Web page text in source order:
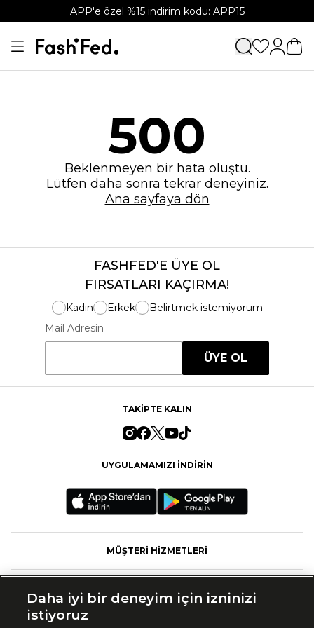
APP'e özel %15 indirim kodu: APP15
500
Beklenmeyen bir hata oluştu.
Lütfen daha sonra tekrar deneyiniz.
Ana sayfaya dön
FASHFED'E ÜYE OL
FIRSATLARI KAÇIRMA!
Kadın Erkek
Belirtmek istemiyorum
Mail Adresin
ÜYE OL
TAKİPTE KALIN
UYGULAMAMIZI İNDİRİN
MÜŞTERİ HİZMETLERİ
Daha iyi bir deneyim için izninizi
istiyoruz